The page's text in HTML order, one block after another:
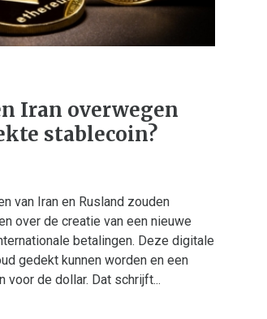
Iran overwegen
stablecoin?
van Iran en Rusland zouden
over de creatie van een nieuwe
betalingen. Deze digitale
gedekt kunnen worden en een
voor de dollar. Dat schrijft...